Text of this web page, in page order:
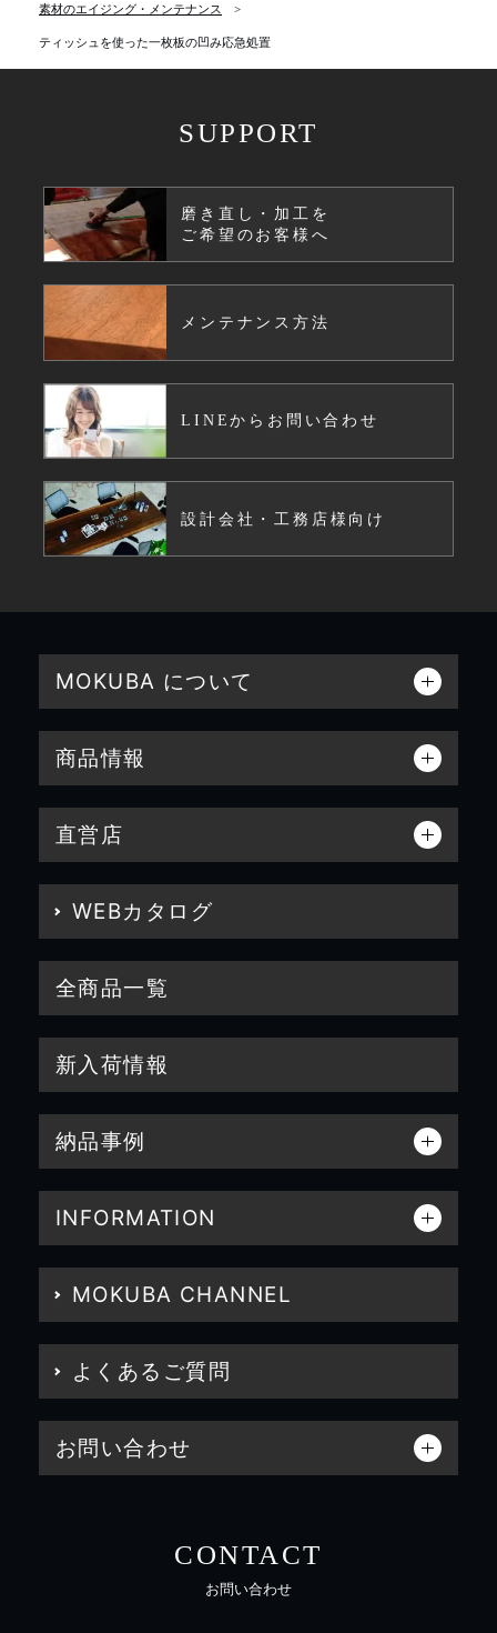
素材のエイジング・メンテナンス
ティッシュを使った一枚板の凹み応急処置
SUPPORT
磨き直し・加工を
ご希望のお客様へ
メンテナンス方法
LINEからお問い合わせ
設計会社・工務店様向け
MOKUBA について
商品情報
直営店
WEBカタログ
全商品一覧
新入荷情報
納品事例
INFORMATION
MOKUBA CHANNEL
よくあるご質問
お問い合わせ
CONTACT
お問い合わせ